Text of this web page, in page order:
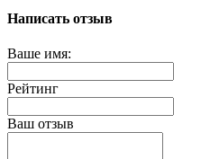
Написать отзыв
Ваше имя:
Рейтинг
Ваш отзыв